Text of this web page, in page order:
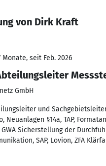
von Dirk Kraft
Monate, seit Feb. 2026
GmbH
und
Neuanlagen §14a, TAP,
Sicherstellung der
SAP, Lovion, ZFA